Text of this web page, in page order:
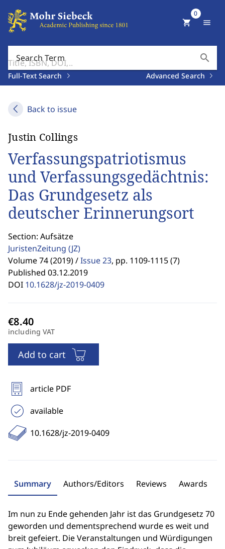
Search Term search
Full-Text Search Advanced Search
shopping_cart
0
menu
Back to issue
Justin Collings
Verfassungspatriotismus
und Verfassungsgedächtnis:
Das Grundgesetz als
deutscher Erinnerungsort
Section: Aufsätze
JuristenZeitung (JZ)
Volume 74 (2019) /Issue 23, pp. 1109-1115 (7)
Published 03.12.2019
DOI 10.1628/jz-2019-0409
including VAT
Add to cart
article PDF
available
10.1628/jz-2019-0409
Summary Authors/Editors Reviews Awards
Im nun zu Ende gehenden Jahr ist das Grundgesetz 70
geworden und dementsprechend wurde es weit und
breit gefeiert. Die Veranstaltungen und Würdigungen